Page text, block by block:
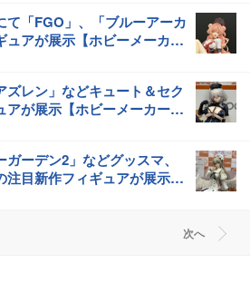
て「FGO」、「ブルーアーカ
ュアが展示【ホビーメーカー
ズレン」などキュート＆セク
アが展示【ホビーメーカー合
ファット・カンパニー、
ガーデン2」などグッスマ、
注目新作フィギュアが展示
会】
次へ